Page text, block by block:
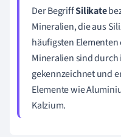
Der BegriffSilikate
Mineralien, die aus
häufigsten
Mineralien sind
gekennzeichnet und
Elemente wie
Kalzium.